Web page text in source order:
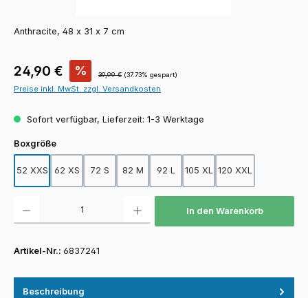
Anthracite, 48 x 31 x 7 cm
Verkaufspreis:
24,90 € % Regulärer Preis:
39,99 € (37.73% gespart)
Preise inkl. MwSt. zzgl. Versandkosten
Sofort verfügbar, Lieferzeit: 1-3 Werktage
Boxgrößeauswählen
52 XXS 62 XS 72 S 82 M 92 L 105 XL 120 XXL
In den Warenkorb
Artikel-Nr.: 6837241
Beschreibung